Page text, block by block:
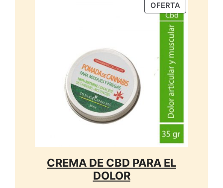
OFERTAPRODUCTO
EN
CREMA DE CBD PARA EL
DOLOR